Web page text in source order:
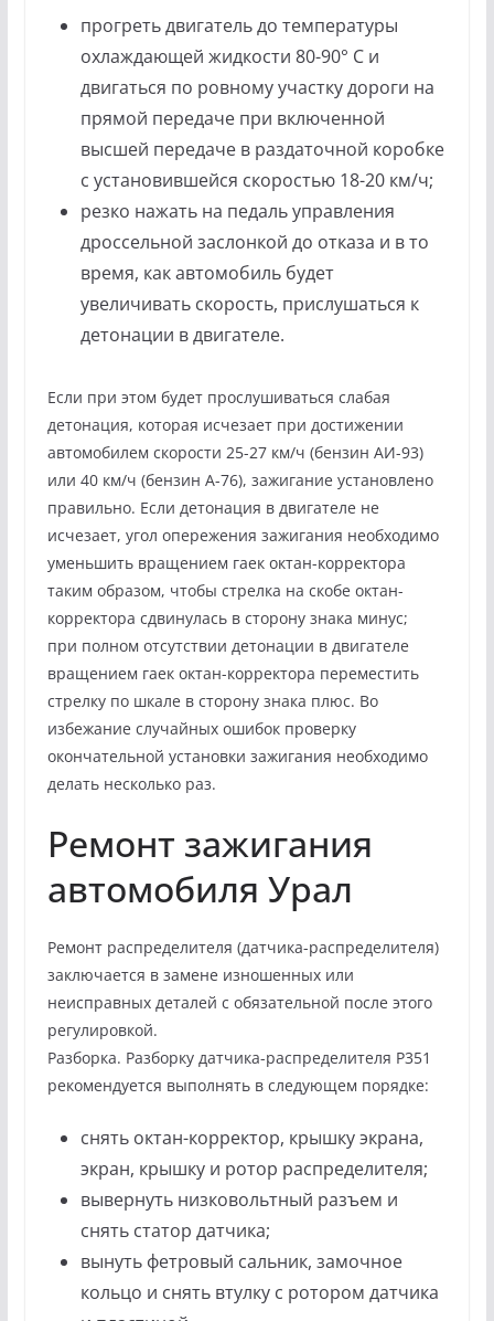
прогреть двигатель до температуры
охлаждающей жидкости 80-90° С и
двигаться по ровному участку дороги на
прямой передаче при включенной
высшей передаче в раздаточной коробке
с установившейся скоростью 18-20 км/ч;
резко нажать на педаль управления
дроссельной заслонкой до отказа и в то
время, как автомобиль будет
увеличивать скорость, прислушаться к
детонации в двигателе.
Если при этом будет прослушиваться слабая
детонация, которая исчезает при достижении
автомобилем скорости 25-27 км/ч (бензин АИ-93)
или 40 км/ч (бензин А-76), зажигание установлено
правильно. Если детонация в двигателе не
исчезает, угол опережения зажигания необходимо
уменьшить вращением гаек октан-корректора
таким образом, чтобы стрелка на скобе октан-
корректора сдвинулась в сторону знака минус;
при полном отсутствии детонации в двигателе
вращением гаек октан-корректора переместить
стрелку по шкале в сторону знака плюс. Во
избежание случайных ошибок проверку
окончательной установки зажигания необходимо
делать несколько раз.
Ремонт зажигания
автомобиля Урал
Ремонт распределителя (датчика-распределителя)
заключается в замене изношенных или
неисправных деталей с обязательной после этого
регулировкой.
Разборка. Разборку датчика-распределителя Р351
рекомендуется выполнять в следующем порядке:
снять октан-корректор, крышку экрана,
экран, крышку и ротор распределителя;
вывернуть низковольтный разъем и
снять статор датчика;
вынуть фетровый сальник, замочное
кольцо и снять втулку с ротором датчика